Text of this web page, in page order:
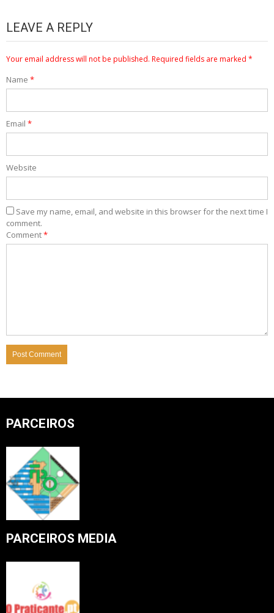
LEAVE A REPLY
Your email address will not be published. Required fields are marked *
Name *
Email *
Website
Save my name, email, and website in this browser for the next time I
comment.
Comment*
PARCEIROS
PARCEIROS MEDIA